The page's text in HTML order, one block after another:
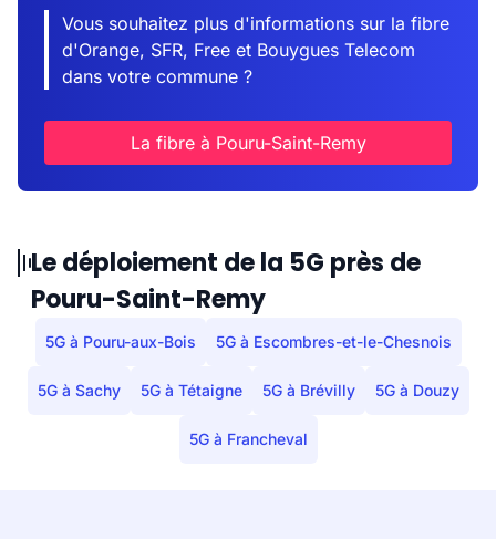
Vous souhaitez plus d'informations sur la fibre
d'Orange, SFR, Free et Bouygues Telecom
dans votre commune ?
La fibre à Pouru-Saint-Remy
Le déploiement de la 5G près de
Pouru-Saint-Remy
5G à Pouru-aux-Bois 5G à Escombres-et-le-Chesnois
5G à Sachy 5G à Tétaigne 5G à Brévilly 5G à Douzy
5G à Francheval